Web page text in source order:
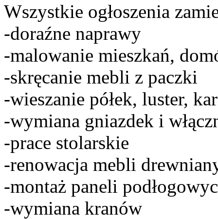
Wszystkie ogłoszenia
-doraźne naprawy
-malowanie mieszkań,
-skręcanie mebli z paczki
-wieszanie półek, luster,
-wymiana gniazdek i
-prace stolarskie
-renowacja mebli
-montaż paneli
-wymiana kranów